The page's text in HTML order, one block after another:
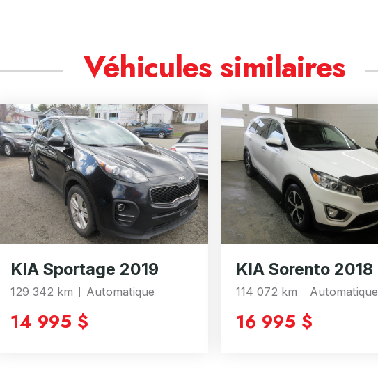
Véhicules similaires
KIA Sportage 2019
129 342 km Automatique
14 995 $
KIA Sorento 2018
114 072 km Automatique
16 995 $